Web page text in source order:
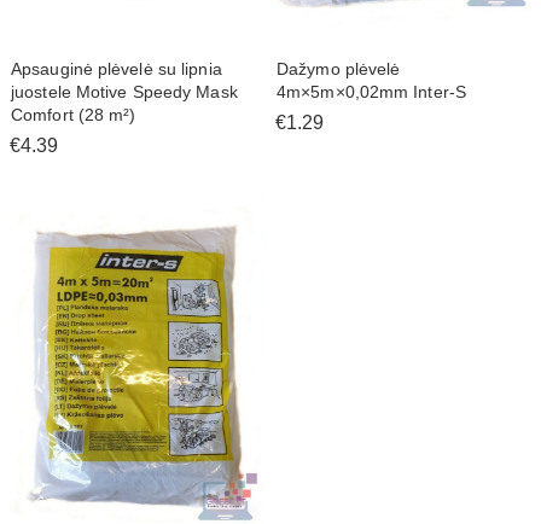
Apsauginė plėvelė su lipnia
juostele Motive Speedy Mask
Comfort (28 m²)
€4.39
Dažymo plėvelė
4m×5m×0,02mm Inter-S
€1.29